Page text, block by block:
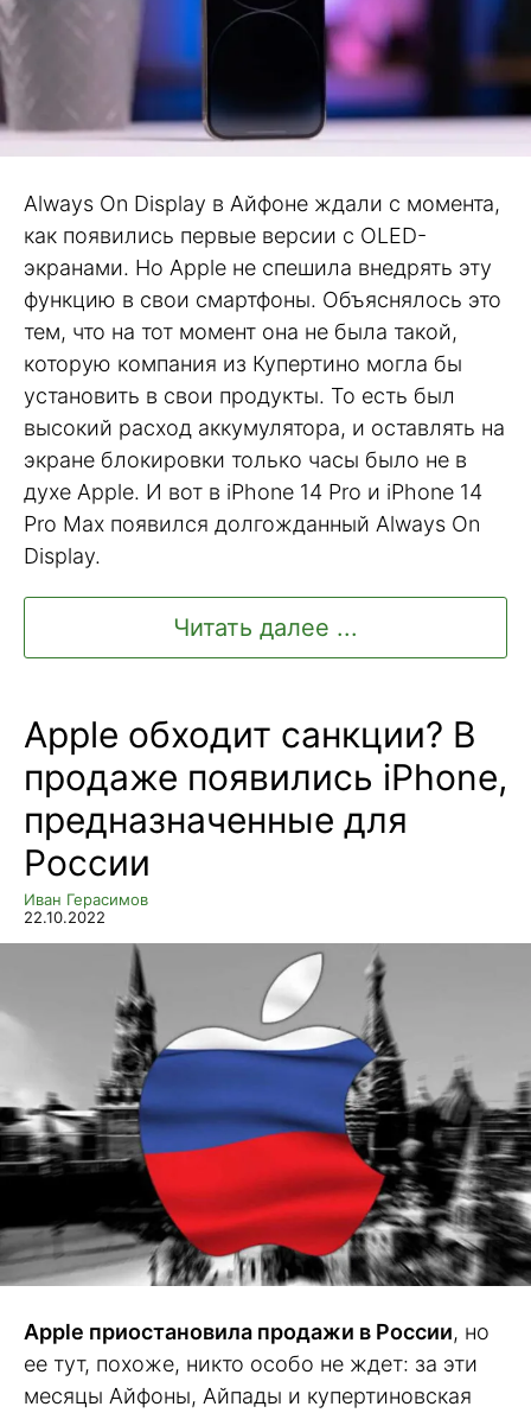
Always On Display в Айфоне ждали с момента,
как появились первые версии с OLED-
экранами. Но Apple не спешила внедрять эту
функцию в свои смартфоны. Объяснялось это
тем, что на тот момент она не была такой,
которую компания из Купертино могла бы
установить в свои продукты. То есть был
высокий расход аккумулятора, и оставлять на
экране блокировки только часы было не в
духе Apple. И вот в iPhone 14 Pro и iPhone 14
Pro Max появился долгожданный Always On
Display.
Читать далее ...
Apple обходит санкции? В
продаже появились iPhone,
предназначенные для
России
Иван Герасимов
22.10.2022
Apple приостановила продажи в России, но
ее тут, похоже, никто особо не ждет: за эти
месяцы Айфоны, Айпады и купертиновская